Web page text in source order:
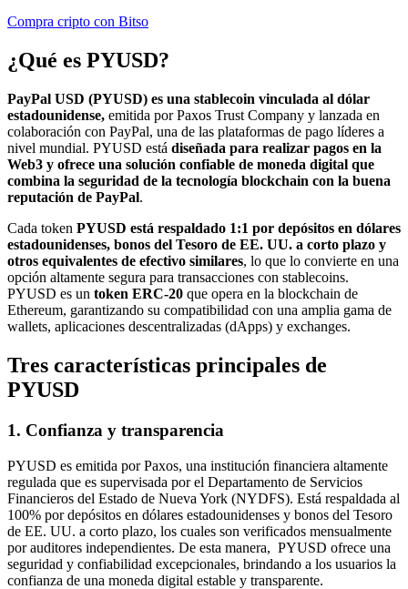
Compra cripto con Bitso
¿Qué es PYUSD?
PayPal USD (PYUSD) es una stablecoin vinculada al dólar
estadounidense, emitida por Paxos Trust Company y lanzada en
colaboración con PayPal, una de las plataformas de pago líderes a
nivel mundial. PYUSD está diseñada para realizar pagos en la
Web3 y ofrece una solución confiable de moneda digital que
combina la seguridad de la tecnología blockchain con la buena
reputación de PayPal.
Cada token PYUSD está respaldado 1:1 por depósitos en dólares
estadounidenses, bonos del Tesoro de EE. UU. a corto plazo y
otros equivalentes de efectivo similares, lo que lo convierte en una
opción altamente segura para transacciones con stablecoins.
PYUSD es un token ERC-20 que opera en la blockchain de
Ethereum, garantizando su compatibilidad con una amplia gama de
wallets, aplicaciones descentralizadas (dApps) y exchanges.
Tres características principales de
PYUSD
1. Confianza y transparencia
PYUSD es emitida por Paxos, una institución financiera altamente
regulada que es supervisada por el Departamento de Servicios
Financieros del Estado de Nueva York (NYDFS). Está respaldada al
100% por depósitos en dólares estadounidenses y bonos del Tesoro
de EE. UU. a corto plazo, los cuales son verificados mensualmente
por auditores independientes. De esta manera, PYUSD ofrece una
seguridad y confiabilidad excepcionales, brindando a los usuarios la
confianza de una moneda digital estable y transparente.